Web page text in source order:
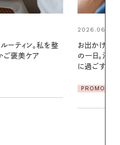
手間で変わる、夏
節を「ごきげん」
2026.07.21
発・ベーリングの
リーとの重